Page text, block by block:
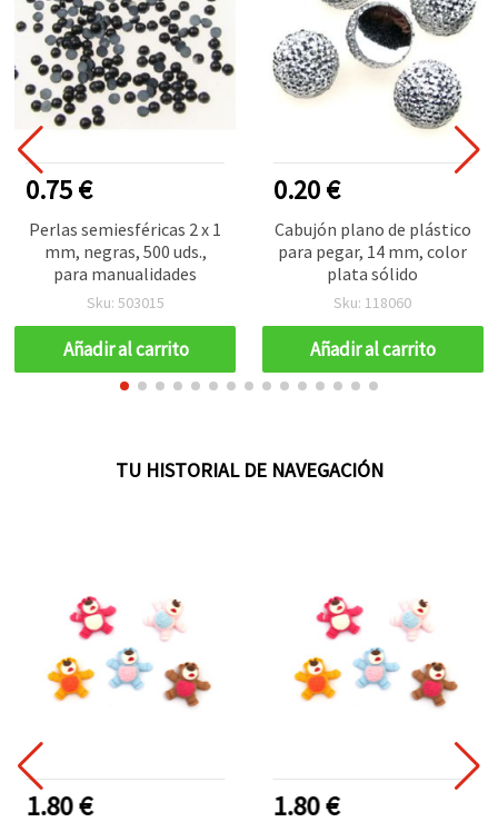
0.75 €
Perlas semiesféricas 2 x 1
mm, negras, 500 uds.,
para manualidades
Sku: 503015
Añadir al carrito
0.20 €
Cabujón plano de plástico
para pegar, 14 mm, color
plata sólido
Sku: 118060
Añadir al carrito
TU HISTORIAL DE NAVEGACIÓN
1.80 € 1.80 €